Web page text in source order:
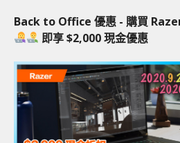
Back to Office 優惠 - 購買
即享 $2,000 現金優惠